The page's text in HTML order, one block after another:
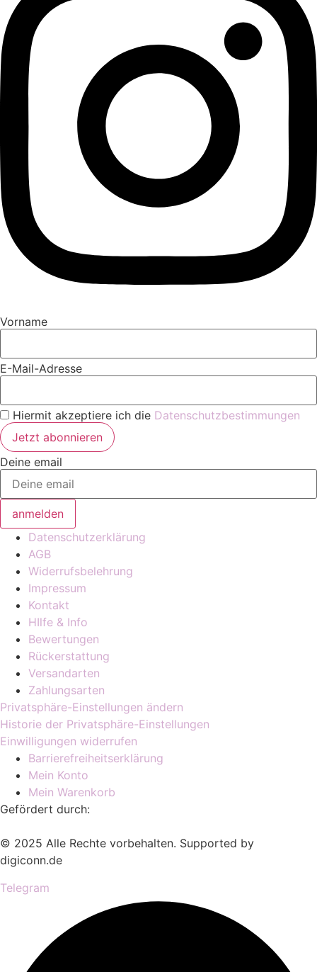
Vorname
E-Mail-Adresse
Hiermit akzeptiere ich die Datenschutzbestimmungen
Deine email
anmelden
Datenschutzerklärung
AGB
Widerrufsbelehrung
Impressum
Kontakt
HIlfe & Info
Bewertungen
Rückerstattung
Versandarten
Zahlungsarten
Privatsphäre-Einstellungen ändern
Historie der Privatsphäre-Einstellungen
Einwilligungen widerrufen
Barrierefreiheitserklärung
Mein Konto
Mein Warenkorb
Gefördert durch:
© 2025 Alle Rechte vorbehalten. Supported by
digiconn.de
Telegram